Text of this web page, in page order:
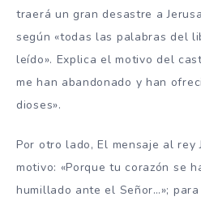
traerá un gran desastre a
según «todas las palabras del
leído». Explica el motivo del
me han abandonado y han
dioses».
Por otro lado, El mensaje al rey
motivo: «Porque tu corazón se
humillado ante el Señor…»;